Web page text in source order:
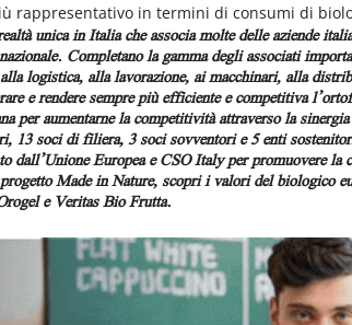
rappresentativo in termini di consumi di
unica in Italia che associa molte delle aziende
Completano la gamma degli associati
logistica, alla lavorazione, ai macchinari, alla
e rendere sempre più efficiente e competitiva
per aumentarne la competitività attraverso la
13 soci di filiera, 3 soci sovventori e 5 enti
dall’Unione Europea e CSO Italy per promuovere
Made in Nature, scopri i valori del biologico
e Veritas Bio Frutta.